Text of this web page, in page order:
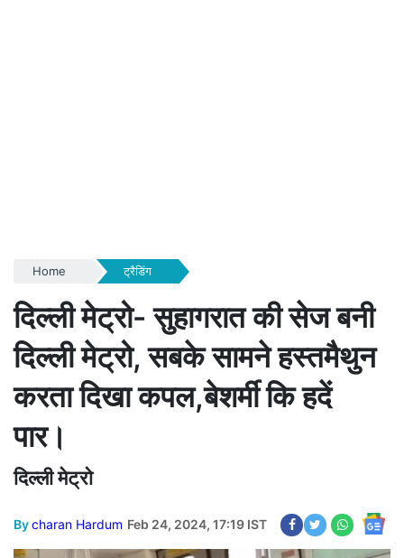
Home ट्रैडिंग
दिल्ली मेट्रो- सुहागरात की सेज बनी
दिल्ली मेट्रो, सबके सामने हस्तमैथुन
करता दिखा कपल,बेशर्मी कि हदें
पार।
दिल्ली मेट्रो
Bycharan Hardum Feb 24, 2024, 17:19 IST